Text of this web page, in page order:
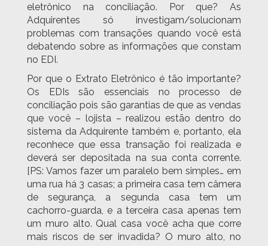
eletrônico na conciliação. Por que? As
Adquirentes só investigam/solucionam
problemas com transações quando você está
debatendo sobre as informações que constam
no EDI.
Por que o Extrato Eletrônico é tão importante?
Os EDIs são essenciais no processo de
conciliação pois são garantias de que as vendas
que você – lojista – realizou estão dentro do
sistema da Adquirente também e, portanto, ela
reconhece que essa transação foi realizada e
deverá ser depositada na sua conta corrente.
[PS: Vamos fazer um paralelo bem simples… em
uma rua há 3 casas; a primeira casa tem câmera
de segurança, a segunda casa tem um
cachorro-guarda, e a terceira casa apenas tem
um muro alto. Qual casa você acha que corre
mais riscos de ser invadida? O muro alto, no